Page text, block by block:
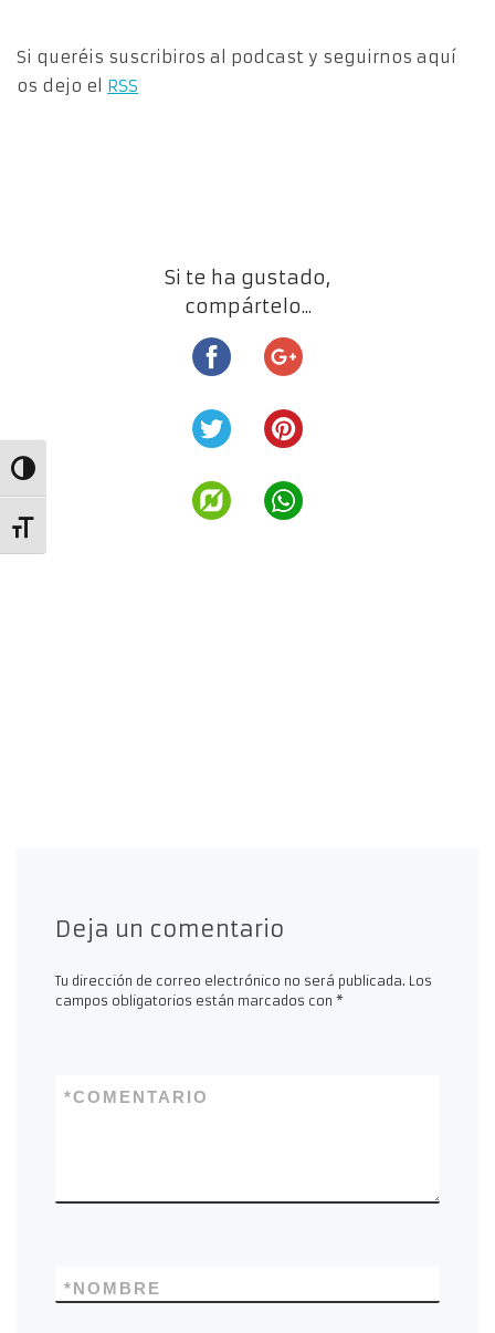
Alternar alto contraste
Alternar tamaño de letra
Si queréis suscribiros al podcast y seguirnos aquí
os dejo el RSS
Si te ha gustado,
compártelo...
Deja un comentario
Tu dirección de correo electrónico no será publicada. Los
campos obligatorios están marcados con *
COMENTARIO
*
NOMBRE
*